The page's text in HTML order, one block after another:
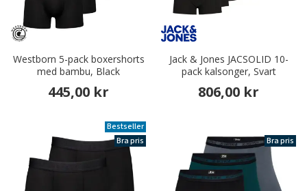
Westborn 5-pack boxershorts
med bambu, Black
445,00 kr
Jack & Jones JACSOLID 10-
pack kalsonger, Svart
806,00 kr
Bestseller
Bra pris
Bra pris